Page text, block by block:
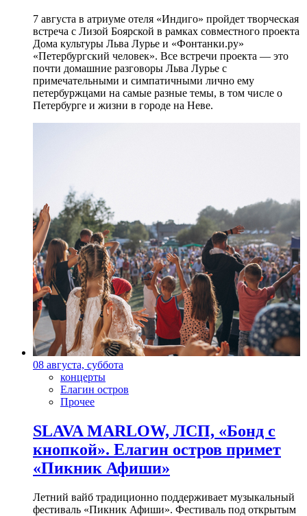
7 августа в атриуме отеля «Индиго» пройдет творческая
встреча с Лизой Боярской в рамках совместного проекта
Дома культуры Льва Лурье и «Фонтанки.ру»
«Петербургский человек». Все встречи проекта — это
почти домашние разговоры Льва Лурье с
примечательными и симпатичными лично ему
петербуржцами на самые разные темы, в том числе о
Петербурге и жизни в городе на Неве.
08 августа, суббота
концерты
Елагин остров
Прочее
SLAVA MARLOW, ЛСП, «Бонд с
кнопкой». Елагин остров примет
«Пикник Афиши»
Летний вайб традиционно поддерживает музыкальный
фестиваль «Пикник Афиши». Фестиваль под открытым